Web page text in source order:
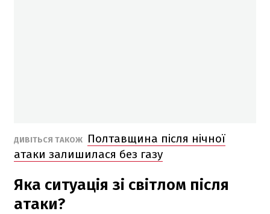
ДИВІТЬСЯ ТАКОЖ
Полтавщина після нічної
атаки залишилася без газу
Яка ситуація зі світлом після
атаки?